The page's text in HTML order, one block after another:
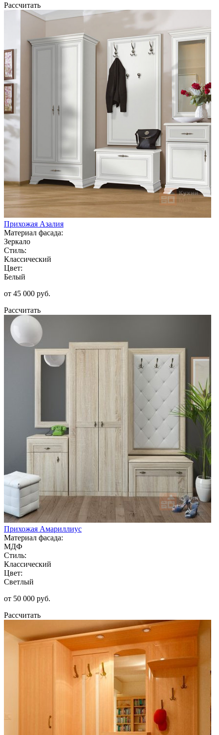
Рассчитать
Прихожая Азалия
Материал фасада:
Зеркало
Стиль:
Классический
Цвет:
Белый
от 45 000 руб.
Рассчитать
Прихожая Амариллиус
Материал фасада:
МДФ
Стиль:
Классический
Цвет:
Светлый
от 50 000 руб.
Рассчитать